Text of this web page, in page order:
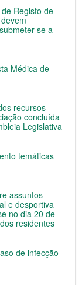
Registo de
se a
Médica de
recursos
concluída
Legislativa
temáticas
assuntos
e desportiva
no dia 20 de
residentes
de infecção